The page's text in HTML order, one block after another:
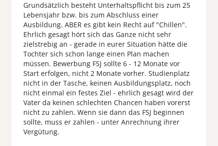
Grundsätzlich besteht Unterhaltspflicht bis zum 25
Lebensjahr bzw. bis zum Abschluss einer
Ausbildung. ABER es gibt kein Recht auf "Chillen".
Ehrlich gesagt hört sich das Ganze nicht sehr
zielstrebig an - gerade in eurer Situation hätte die
Tochter sich schon lange einen Plan machen
müssen. Bewerbung FSJ sollte 6 - 12 Monate vor
Start erfolgen, nicht 2 Monate vorher. Studienplatz
nicht in der Tasche, keinen Ausbildungsplatz, noch
nicht einmal ein festes Ziel - ehrlich gesagt wird der
Vater da keinen schlechten Chancen haben vorerst
nicht zu zahlen. Wenn sie dann das FSJ beginnen
sollte, muss er zahlen - unter Anrechnung ihrer
Vergütung.